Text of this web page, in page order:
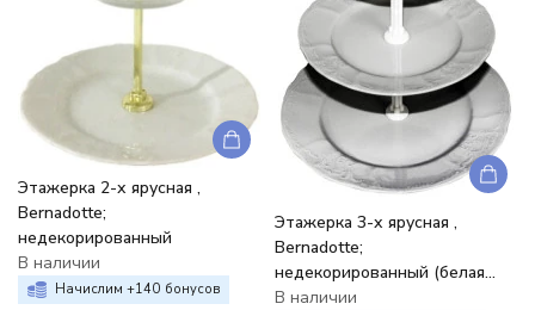
Этажерка 2-х ярусная ,
Bernadotte;
недекорированный
В наличии
Начислим +140 бонусов
Этажерка 3-х ярусная ,
Bernadotte;
недекорированный (белая
стойка)
В наличии